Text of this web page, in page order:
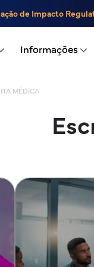
de Impacto
Informações
MÉDICA